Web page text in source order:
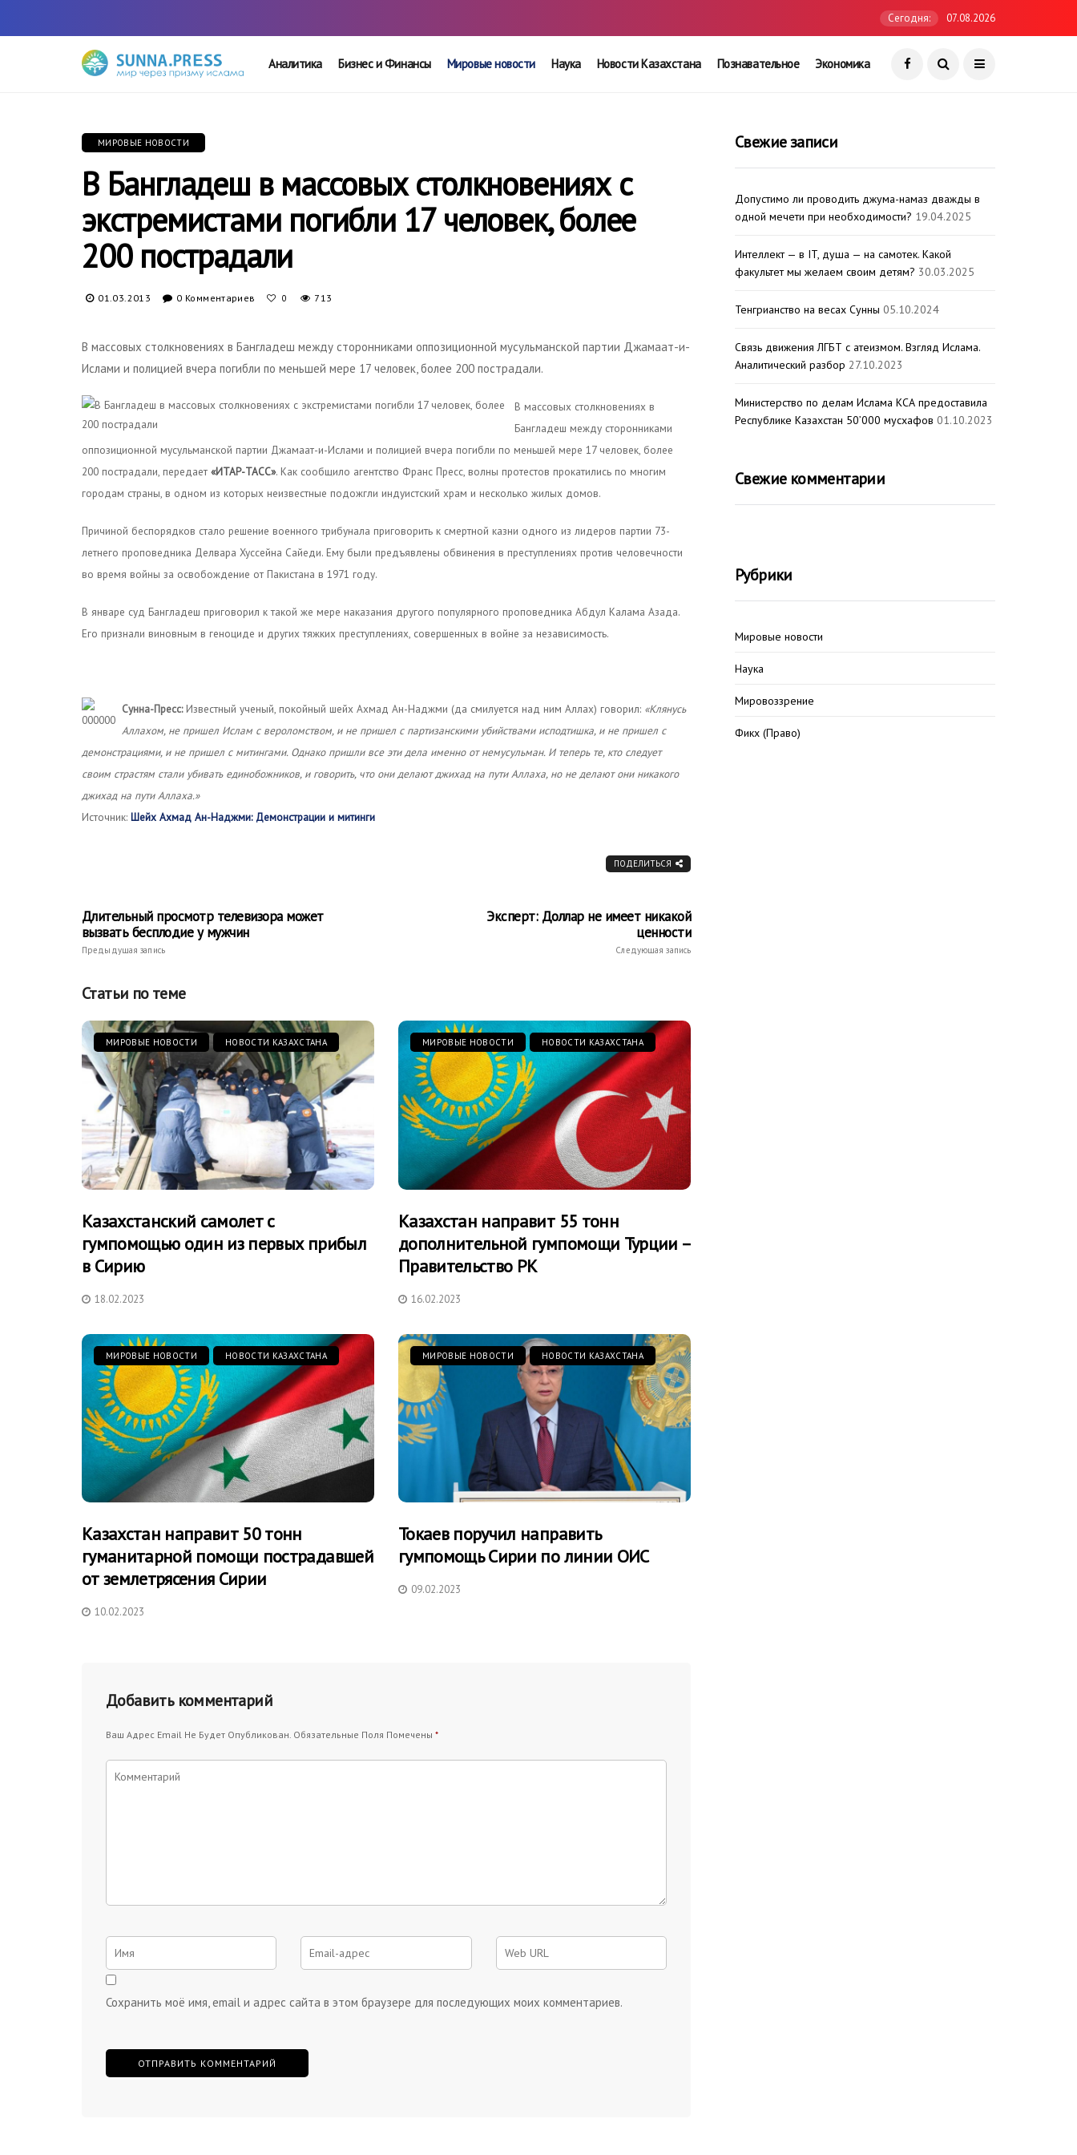
Сегодня: 07.08.2026
Аналитика Бизнес и Финансы Мировые новости Наука Новости Казахстана Познавательное Экономика
МИРОВЫЕ НОВОСТИ
В Бангладеш в массовых столкновениях с
экстремистами погибли 17 человек, более
200 пострадали
01.03.2013 0 Комментариев 0 713
В массовых столкновениях в Бангладеш между сторонниками оппозиционной мусульманской партии Джамаат-и-
Ислами и полицией вчера погибли по меньшей мере 17 человек, более 200 пострадали.
В массовых столкновениях в
Бангладеш между сторонниками
оппозиционной мусульманской партии Джамаат-и-Ислами и полицией вчера погибли по меньшей мере 17 человек, более
200 пострадали, передает «ИТАР-ТАСС». Как сообщило агентство Франс Пресс, волны протестов прокатились по многим
городам страны, в одном из которых неизвестные подожгли индуистский храм и несколько жилых домов.
Причиной беспорядков стало решение военного трибунала приговорить к смертной казни одного из лидеров партии 73-
летнего проповедника Делвара Хуссейна Сайеди. Ему были предъявлены обвинения в преступлениях против человечности
во время войны за освобождение от Пакистана в 1971 году.
В январе суд Бангладеш приговорил к такой же мере наказания другого популярного проповедника Абдул Калама Азада.
Его признали виновным в геноциде и других тяжких преступлениях, совершенных в войне за независимость.
Сунна-Пресс:Известный ученый, покойный шейх Ахмад Ан-Наджми (да смилуется над ним Аллах) говорил: «Клянусь
Аллахом, не пришел Ислам с вероломством, и не пришел с партизанскими убийствами исподтишка, и не пришел с
демонстрациями, и не пришел с митингами. Однако пришли все эти дела именно от немусульман. И теперь те, кто следует
своим страстям стали убивать единобожников, и говорить, что они делают джихад на пути Аллаха, но не делают они никакого
джихад на пути Аллаха.»
Источник: Шейх Ахмад Ан-Наджми: Демонстрации и митинги
ПОДЕЛИТЬСЯ
Длительный просмотр телевизора может
вызвать бесплодие у мужчин
Предыдущая запись
Эксперт: Доллар не имеет никакой
ценности
Следующая запись
Статьи по теме
МИРОВЫЕ НОВОСТИ НОВОСТИ КАЗАХСТАНА
Казахстанский самолет с
гумпомощью один из первых прибыл
в Сирию
18.02.2023
МИРОВЫЕ НОВОСТИ НОВОСТИ КАЗАХСТАНА
Казахстан направит 55 тонн
дополнительной гумпомощи Турции –
Правительство РК
16.02.2023
МИРОВЫЕ НОВОСТИ НОВОСТИ КАЗАХСТАНА
Казахстан направит 50 тонн
гуманитарной помощи пострадавшей
от землетрясения Сирии
10.02.2023
МИРОВЫЕ НОВОСТИ НОВОСТИ КАЗАХСТАНА
Токаев поручил направить
гумпомощь Сирии по линии ОИС
09.02.2023
Добавить комментарий
Ваш Адрес Email Не Будет Опубликован. Обязательные Поля Помечены *
Сохранить моё имя, email и адрес сайта в этом браузере для последующих моих комментариев.
Свежие записи
Допустимо ли проводить джума-намаз дважды в
одной мечети при необходимости? 19.04.2025
Интеллект — в IT, душа — на самотек. Какой
факультет мы желаем своим детям? 30.03.2025
Тенгрианство на весах Сунны 05.10.2024
Связь движения ЛГБТ с атеизмом. Взгляд Ислама.
Аналитический разбор 27.10.2023
Министерство по делам Ислама КСА предоставила
Республике Казахстан 50’000 мусхафов 01.10.2023
Свежие комментарии
Рубрики
Мировые новости
Наука
Мировоззрение
Фикх (Право)